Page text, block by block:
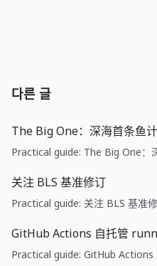
다른 글
The Big One：深海首条鱼
Practical guide: The Big One：
关注 BLS 基准修订
Practical guide: 关注 BLS 基准
GitHub Actions 自托管
Practical guide: GitHub Actions